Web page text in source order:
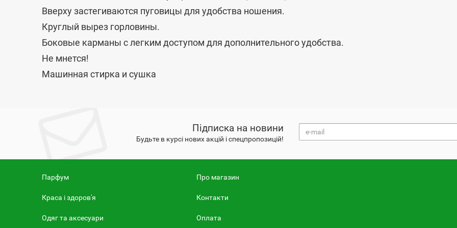
Вверху застегиваются пуговицы для удобства ношения.
Круглый вырез горловины.
Боковые карманы с легким доступом для дополнительного удобства.
Не мнется!
Машинная стирка и сушка
Підписка на новини
Будьте в курсі нових акцій і спецпропозицій!
Парфум
Краса і здоров'я
Одяг та аксесуари
Про магазин
Контакти
Оплата